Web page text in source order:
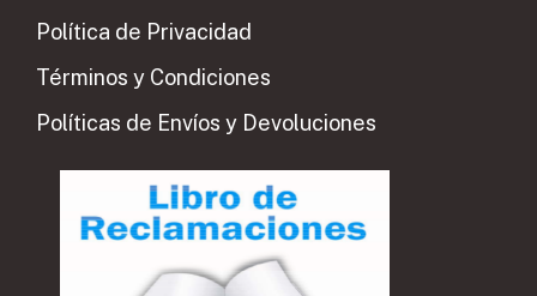
Política de Privacidad
Términos y Condiciones
Políticas de Envíos y Devoluciones